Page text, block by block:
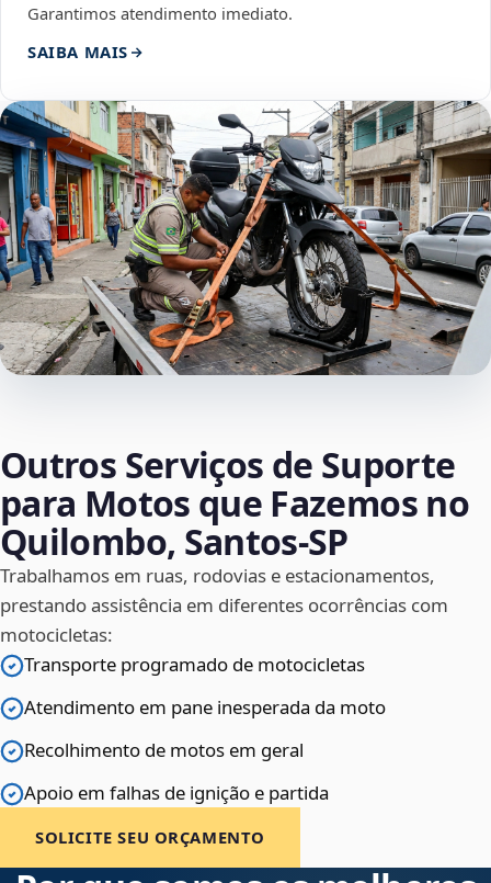
Garantimos atendimento imediato.
SAIBA MAIS
Outros Serviços de Suporte
para Motos que Fazemos no
Quilombo, Santos‑SP
Trabalhamos em ruas, rodovias e estacionamentos,
prestando assistência em diferentes ocorrências com
motocicletas:
Transporte programado de motocicletas
Atendimento em pane inesperada da moto
Recolhimento de motos em geral
Apoio em falhas de ignição e partida
SOLICITE SEU ORÇAMENTO